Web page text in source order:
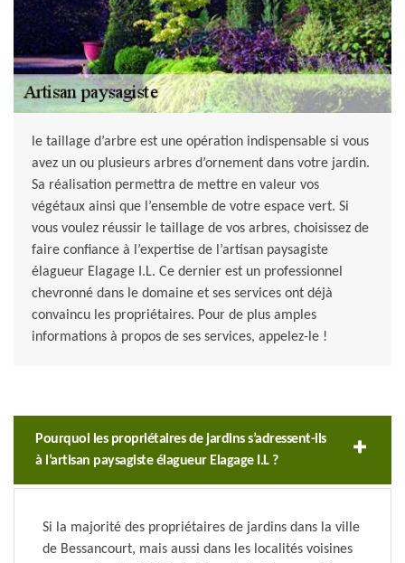
le taillage d’arbre est une opération indispensable si vous
avez un ou plusieurs arbres d’ornement dans votre jardin.
Sa réalisation permettra de mettre en valeur vos
végétaux ainsi que l’ensemble de votre espace vert. Si
vous voulez réussir le taillage de vos arbres, choisissez de
faire confiance à l’expertise de l’artisan paysagiste
élagueur Elagage I.L. Ce dernier est un professionnel
chevronné dans le domaine et ses services ont déjà
convaincu les propriétaires. Pour de plus amples
informations à propos de ses services, appelez-le !
Pourquoi les propriétaires de jardins s’adressent-ils
à l’artisan paysagiste élagueur Elagage I.L ?
Si la majorité des propriétaires de jardins dans la ville
de Bessancourt, mais aussi dans les localités voisines